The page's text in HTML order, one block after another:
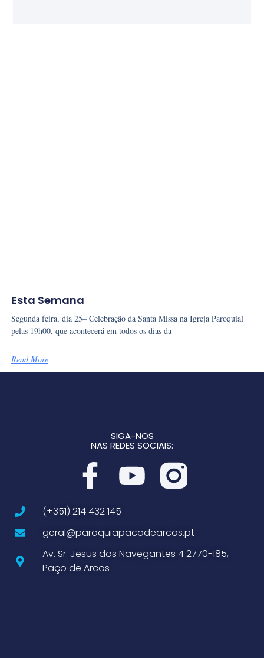
Esta Semana
Segunda feira, dia 25– Celebração da Santa Missa na Igreja Paroquial
pelas 19h00, que acontecerá em todos os dias da
Read More
SIGA-NOS
NAS REDES SOCIAIS:
(+351) 214 432 145
geral@paroquiapacodearcos.pt
Av. Sr. Jesus dos Navegantes 4 2770-185,
Paço de Arcos